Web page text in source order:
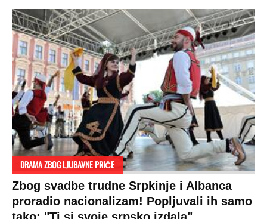
SPREMITE SE
Za posnu slavsku trpezu ove godine treba
izdvojiti ozbiljnu sumu novca: Nečija cela
plata ode na svega 20 gostiju
VESTI
Politika
Društvo
Hronika
Ekonomija
SHOWBIZ
Rijaliti
Zvezde
Holivud
Kviz
SPORT
Fudbal
Košarka
Tenis
Ostali sportovi
Navijači
Showtime
VIRALNO
Bizar
Svaštara
Tiktok